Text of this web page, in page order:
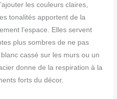
les couleurs claires,
tonalités apportent de la
l’espace. Elles servent
plus sombres de ne pas
cassé sur les murs ou un
donne de la respiration à la
forts du décor.